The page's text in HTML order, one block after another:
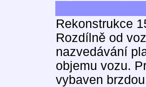
Rekonstrukce
Rozdílně od
nazvedávání
objemu vozu.
vybaven